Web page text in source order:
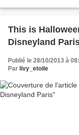
This is
Disneyland
Publié le 28/10/2013 à
Par livy_etoile